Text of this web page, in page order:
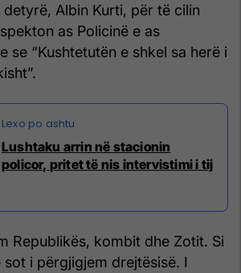
Albin Kurti, për të cilin
as Policinë e as
se “Kushtetutën e shkel sa herë i
Lushtaku arrin në stacionin
policor, pritet të nis intervistimi i tij
Republikës, kombit dhe Zotit. Si
i përgjigjem drejtësisë. I